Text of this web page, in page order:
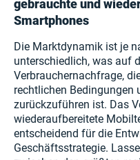
gebrauchte und
Smartphones
Die Marktdynamik ist je
unterschiedlich, was auf
Verbrauchernachfrage,
rechtlichen Bedingungen
zurückzuführen ist. Das
wiederaufbereitete
entscheidend für die
Geschäftsstrategie.